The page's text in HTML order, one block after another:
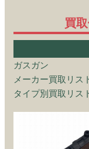
買
ガスガン
メーカー買取リス
タイプ別買取リス